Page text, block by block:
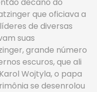
que oficiava a
de diversas
suas
grande número
escuros, que ali
Wojtyla, o papa
se desenrolou